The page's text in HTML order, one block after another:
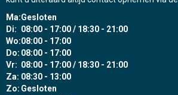
Ma:Gesloten
Di: 08:00 - 17:00 / 18:30 - 21:00
Wo:08:00 - 17:00
Do: 08:00 - 17:00
Vr: 08:00 - 17:00 / 18:30 - 21:00
Za: 08:30 - 13:00
Zo: Gesloten